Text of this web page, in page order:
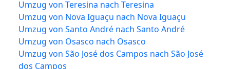
Umzug von Teresina nach Teresina
Umzug von Nova Iguaçu nach Nova Iguaçu
Umzug von Santo André nach Santo André
Umzug von Osasco nach Osasco
Umzug von São José dos Campos nach São José
dos Campos